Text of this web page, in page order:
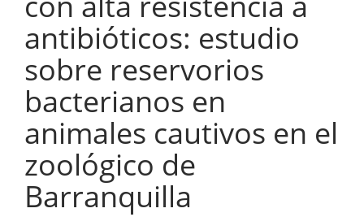
antibióticos: estudio
sobre reservorios
bacterianos en
animales cautivos en el
zoológico de
Barranquilla